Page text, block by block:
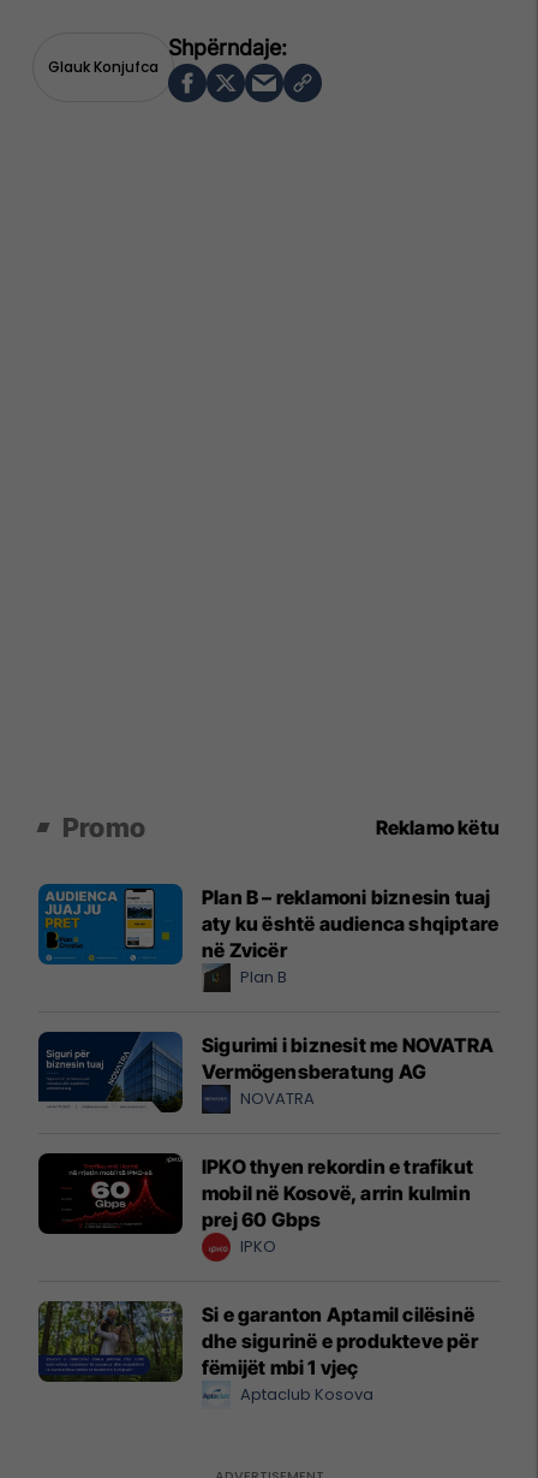
Glauk Konjufca
Promo Reklamo këtu
Plan B – reklamoni biznesin tuaj
aty ku është audienca shqiptare
në Zvicër
Plan B
Sigurimi i biznesit me NOVATRA
Vermögensberatung AG
NOVATRA
IPKO thyen rekordin e trafikut
mobil në Kosovë, arrin kulmin
prej 60 Gbps
IPKO
Si e garanton Aptamil cilësinë
dhe sigurinë e produkteve për
fëmijët mbi 1 vjeç
Aptaclub Kosova